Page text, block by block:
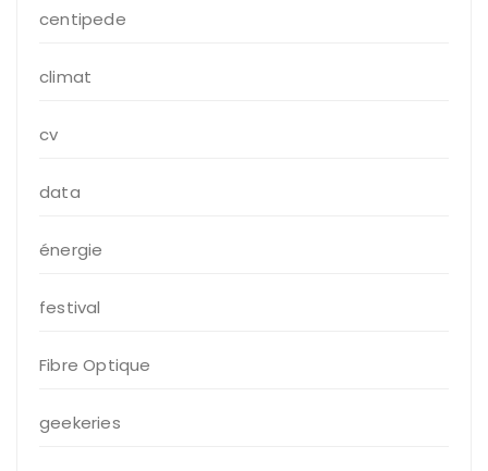
centipede
climat
cv
data
énergie
festival
Fibre Optique
geekeries